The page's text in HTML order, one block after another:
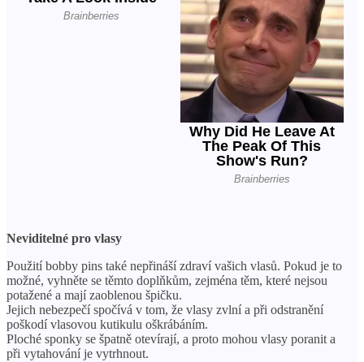
Neviditelné pro vlasy
Použití bobby pins také nepřináší zdraví vašich vlasů. Pokud je to
možné, vyhněte se těmto doplňkům, zejména těm, které nejsou
potažené a mají zaoblenou špičku.
Jejich nebezpečí spočívá v tom, že vlasy zvlní a při odstranění
poškodí vlasovou kutikulu oškrábáním.
Ploché sponky se špatně otevírají, a proto mohou vlasy poranit a
při vytahování je vytrhnout.